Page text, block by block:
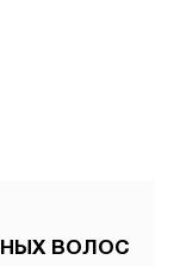
ВОЛОС